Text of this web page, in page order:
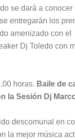
se dará a conocer
entregarán los
amenizado con el
Dj Toledo con
horas. Baile de
la Sesión Dj
descomunal en
la mejor música